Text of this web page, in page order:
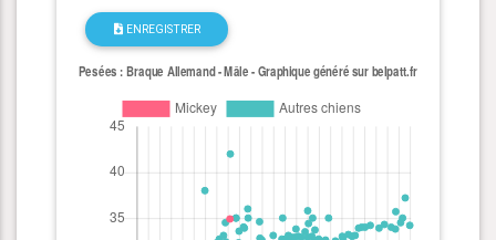
ENREGISTRER